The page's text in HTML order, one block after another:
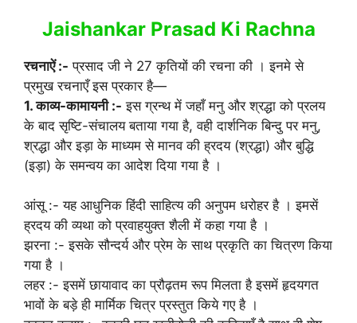
Jaishankar Prasad Ki Rachna
रचनाऐं :- प्रसाद जी ने 27 कृतियों की रचना की । इनमे से
प्रमुख रचनाएँ इस प्रकार है—
1. काव्य-कामायनी :- इस ग्रन्थ में जहाँ मनु और श्रद्धा को प्रलय
के बाद सृष्टि-संचालय बताया गया है, वही दार्शनिक बिन्दु पर मनु,
श्रद्धा और इड़ा के माध्यम से मानव की ह्रदय (श्रद्धा) और बुद्धि
(इड़ा) के समन्वय का आदेश दिया गया है ।
आंसू :- यह आधुनिक हिंदी साहित्य की अनुपम धरोहर है । इमसें
ह्रदय की व्यथा को प्रवाहयुक्त शैली में कहा गया है ।
झरना :- इसके सौन्दर्य और प्रेम के साथ प्रकृति का चित्रण किया
गया है ।
लहर :- इसमें छायावाद का प्रौढ़तम रूप मिलता है इसमें हृदयगत
भावों के बड़े ही मार्मिक चित्र प्रस्तुत किये गए है ।